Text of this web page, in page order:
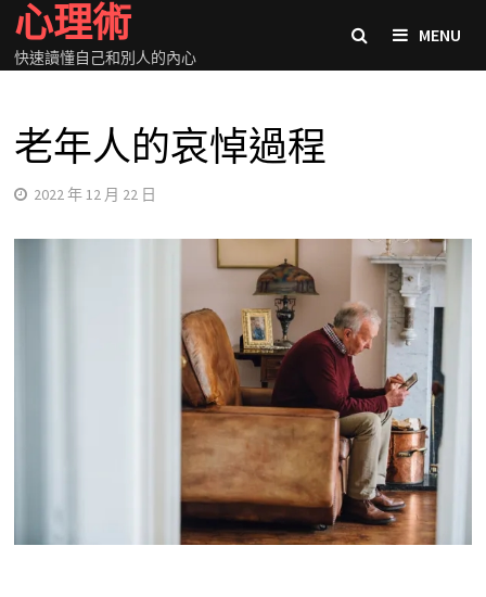
Skip
content
心理術
快速讀懂自己和別人的內心
MENU
老年人的哀悼過程
2022 年 12 月 22 日